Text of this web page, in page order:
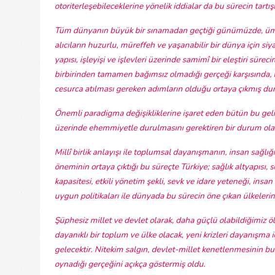
otoriterleşebileceklerine yönelik iddialar da bu sürecin
Tüm dünyanın büyük bir sınamadan geçtiği günümüzde,
alıcıların huzurlu, müreffeh ve yaşanabilir bir dünya için
yapısı, işleyişi ve işlevleri üzerinde samimî bir eleştiri
birbirinden tamamen bağımsız olmadığı gerçeği
cesurca atılması gereken adımların olduğu ortaya çıkmış
Önemli paradigma değişikliklerine işaret eden bütün bu
üzerinde ehemmiyetle durulmasını gerektiren bir durum
Millî birlik anlayışı ile toplumsal dayanışmanın, insan
öneminin ortaya çıktığı bu süreçte Türkiye; sağlık
kapasitesi, etkili yönetim şekli, sevk ve idare yeteneği,
uygun politikaları ile dünyada bu sürecin öne çıkan
Şüphesiz millet ve devlet olarak, daha güçlü olabildiğimiz
dayanıklı bir toplum ve ülke olacak, yeni krizleri
gelecektir. Nitekim salgın, devlet-millet kenetlenmesinin
oynadığı gerçeğini açıkça göstermiş oldu.